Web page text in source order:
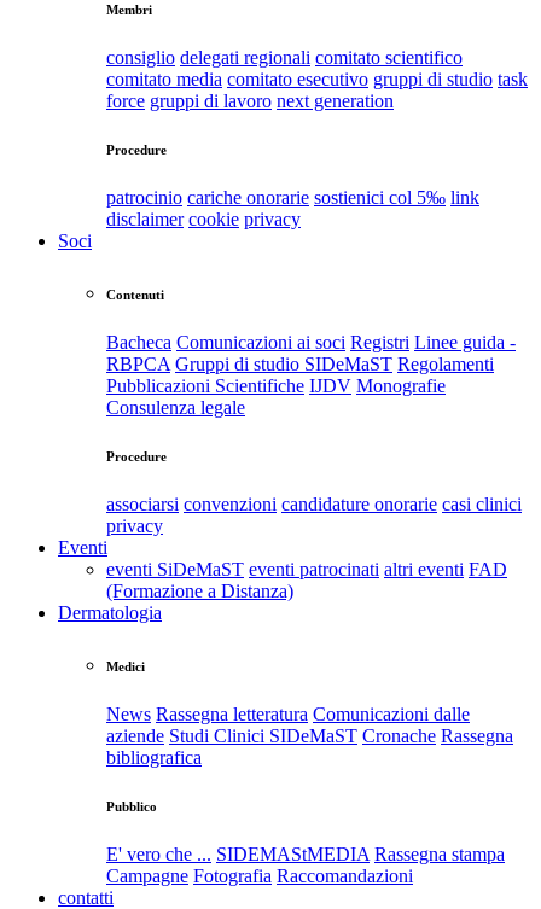
Membri
consiglio delegati regionali comitato scientifico
comitato media comitato esecutivo gruppi di studio task
force gruppi di lavoro next generation
Procedure
patrocinio cariche onorarie sostienici col 5‰ link
disclaimer cookie privacy
Soci
Contenuti
Bacheca Comunicazioni ai soci Registri Linee guida -
RBPCA Gruppi di studio SIDeMaST Regolamenti
Pubblicazioni Scientifiche IJDV Monografie
Consulenza legale
Procedure
associarsi convenzioni candidature onorarie casi clinici
privacy
Eventi
eventi SiDeMaST eventi patrocinati altri eventi FAD
(Formazione a Distanza)
Dermatologia
Medici
News Rassegna letteratura Comunicazioni dalle
aziende Studi Clinici SIDeMaST Cronache Rassegna
bibliografica
Pubblico
E' vero che ... SIDEMAStMEDIA Rassegna stampa
Campagne Fotografia Raccomandazioni
contatti